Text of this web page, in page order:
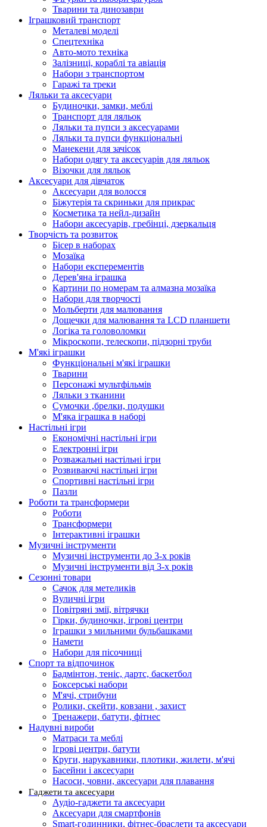
Тварини та динозаври
Іграшковий транспорт
Металеві моделі
Спецтехніка
Авто-мото техніка
Залізниці, кораблі та авіація
Набори з транспортом
Гаражі та треки
Ляльки та аксесуари
Будиночки, замки, меблі
Транспорт для ляльок
Ляльки та пупси з аксесуарами
Ляльки та пупси функціональні
Манекени для зачісок
Набори одягу та аксесуарів для ляльок
Візочки для ляльок
Аксесуари для дівчаток
Аксесуари для волосся
Біжутерія та скриньки для прикрас
Косметика та нейл-дизайн
Набори аксесуарів, гребінці, дзеркальця
Творчість та розвиток
Бісер в наборах
Мозаїка
Набори експерементів
Дерев'яна іграшка
Картини по номерам та алмазна мозаїка
Набори для творчості
Мольберти для малювання
Дощечки для малювання та LCD планшети
Логіка та головоломки
Мікроскопи, телескопи, підзорні труби
М'які іграшки
Функціональні м'які іграшки
Тварини
Персонажі мультфільмів
Ляльки з тканини
Сумочки ,брелки, подушки
М'яка іграшка в наборі
Настільні ігри
Економічні настільні ігри
Електронні ігри
Розважальні настільні ігри
Розвиваючі настільні ігри
Спортивні настільні ігри
Пазли
Роботи та трансформери
Роботи
Трансформери
Інтерактивні іграшки
Музичні інструменти
Музичні інструменти до 3-х років
Музичні інструменти від 3-х років
Сезонні товари
Сачок для метеликів
Вуличні ігри
Повітряні змії, вітрячки
Гірки, будиночки, ігрові центри
Іграшки з мильними бульбашками
Намети
Набори для пісочниці
Спорт та відпочинок
Бадмінтон, теніс, дартс, баскетбол
Боксерські набори
М'ячі, стрибуни
Ролики, скейти, ковзани , захист
Тренажери, батути, фітнес
Надувні вироби
Матраси та меблі
Ігрові центри, батути
Круги, нарукавники, плотики, жилети, м'ячі
Басейни і аксесуари
Насоси, човни, аксесуари для плавання
Гаджети та аксесуари
Аудіо-гаджети та аксесуари
Аксесуари для смартфонів
Smart-годинники, фітнес-браслети та аксесуари